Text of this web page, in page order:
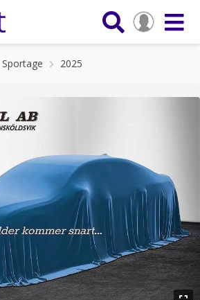
Sportage 2025